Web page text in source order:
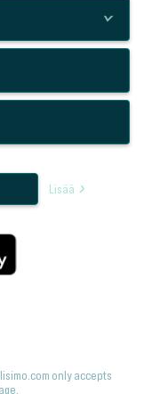
Lisää
only accepts